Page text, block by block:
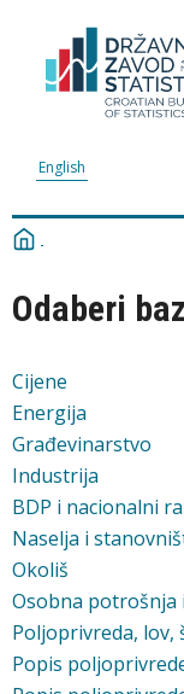
English
Odaberi
Cijene
Energija
Građevinarstvo
Industrija
BDP i nacionalni
Naselja i
Okoliš
Osobna potrošnja
Poljoprivreda,
Popis